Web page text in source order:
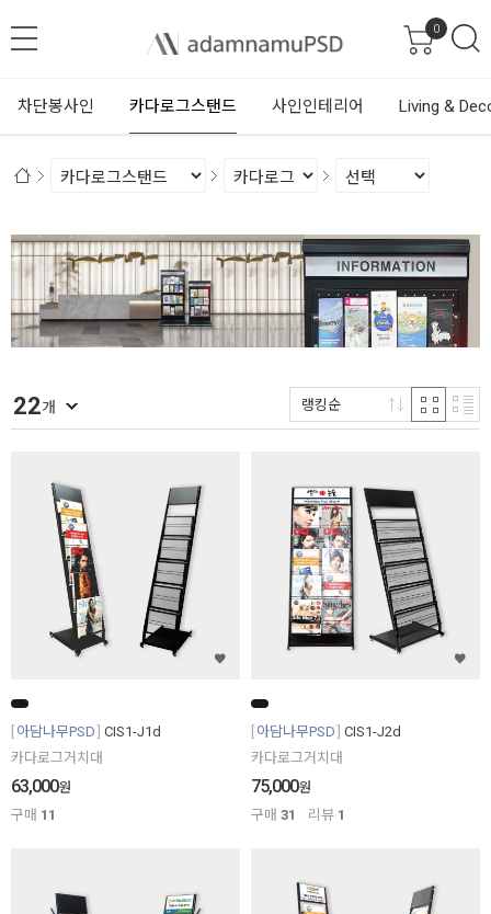
0
차단봉사인 카다로그스탠드 사인인테리어 Living &
22개 랭킹순
아담나무PSD CIS1-J1d
카다로그거치대
63,000원
구매 11
아담나무PSD CIS1-J2d
카다로그거치대
75,000원
구매 31 리뷰 1